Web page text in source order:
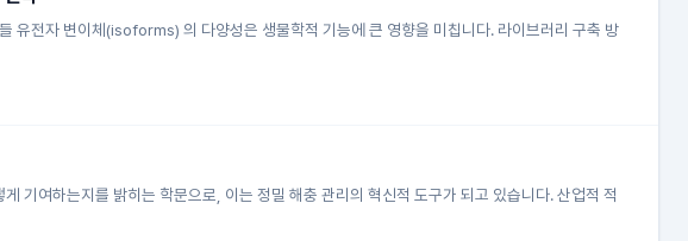
유전자 변이체(isoforms) 의 다양성은 생물학적 기능에 큰 영향을 미칩니다. 라이브러리 구축 방
기여하는지를 밝히는 학문으로, 이는 정밀 해충 관리의 혁신적 도구가 되고 있습니다. 산업적 적